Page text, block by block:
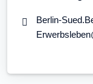
Berlin-